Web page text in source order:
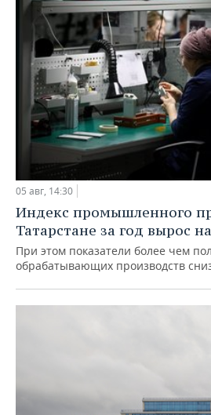
05 авг, 14:30
Индекс промышленного
Татарстане за год вырос
При этом показатели более чем
обрабатывающих производств